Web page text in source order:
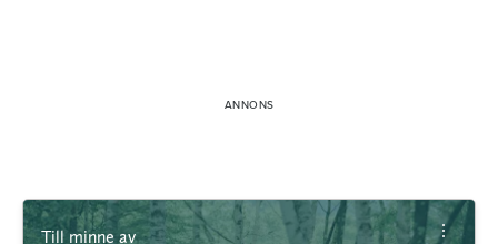
Till minne av